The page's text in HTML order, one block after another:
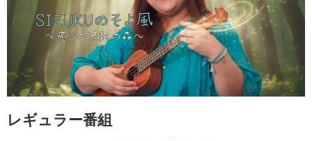
レギュラー番組